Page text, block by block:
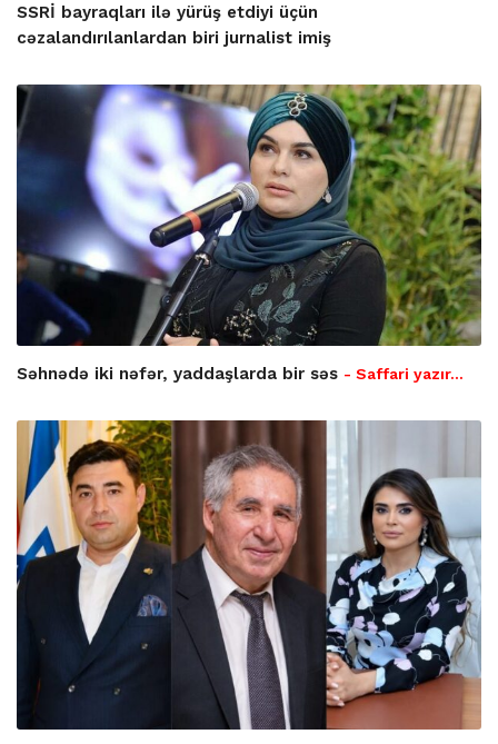
SSRİ bayraqları ilə yürüş etdiyi üçün
cəzalandırılanlardan biri jurnalist imiş
Səhnədə iki nəfər, yaddaşlarda bir səs - Saffari yazır…